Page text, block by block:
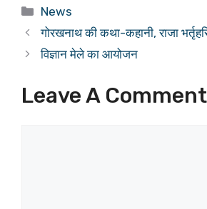
Categories
News
गोरखनाथ की कथा-कहानी, राजा
विज्ञान मेले का आयोजन
Leave A Comment